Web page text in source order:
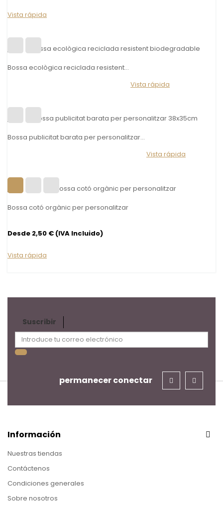
Vista rápida
Bossa ecològica reciclada resistent...
Vista rápida
Bossa publicitat barata per personalitzar...
Vista rápida
Bossa cotó orgànic per personalitzar
Desde 2,50 € (IVA Incluido)
Vista rápida
Suscribir
permanecer conectar
Información
Nuestras tiendas
Contáctenos
Condiciones generales
Sobre nosotros